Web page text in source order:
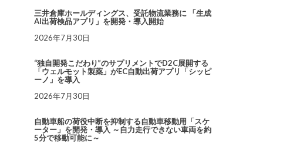
三井倉庫ホールディングス、受託物流業務に 「生成
AI出荷検品アプリ」を開発・導入開始
2026年7月30日
“独自開発こだわり”のサプリメントでD2C展開する
「ウェルモット製薬」がEC自動出荷アプリ「シッピ
ーノ」を導入
2026年7月30日
自動車船の荷役中断を抑制する自動車移動用「スケ
ーター」を開発・導入 ～自力走行できない車両を約
5分で移動可能に～